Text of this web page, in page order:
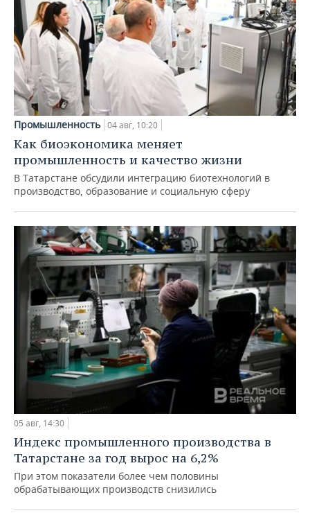
Промышленность 04 авг, 10:20
Как биоэкономика меняет
промышленность и качество жизни
В Татарстане обсудили интеграцию биотехнологий в
производство, образование и социальную сферу
05 авг, 14:30
Индекс промышленного производства в
Татарстане за год вырос на 6,2%
При этом показатели более чем половины
обрабатывающих производств снизились